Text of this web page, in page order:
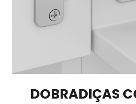
DOBRADIÇAS